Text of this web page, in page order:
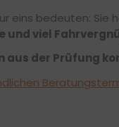
eins bedeuten: Sie
und viel
aus der Prüfung